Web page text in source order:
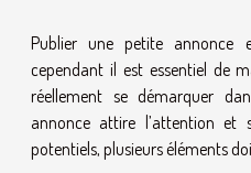
Publier une petite annonce
cependant il est essentiel de
réellement se démarquer
annonce attire l’attention et
potentiels, plusieurs éléments